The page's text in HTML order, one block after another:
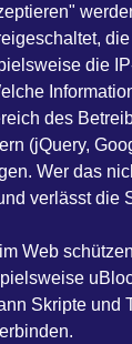
die
des
(jQuery,
Wer das
verlässt die
Web
Skripte und